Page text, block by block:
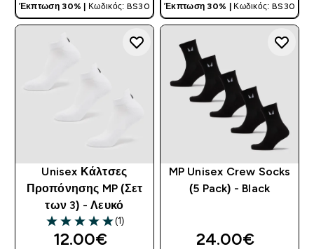
Έκπτωση 30% | Κωδικός: BS30 Έκπτωση 30% | Κωδικός: BS30
Unisex Κάλτσες
Προπόνησης MP (Σετ
των 3) - Λευκό
5 out of 5 stars
(1)
12.00€‎
MP Unisex Crew Socks
(5 Pack) - Black
24.00€‎